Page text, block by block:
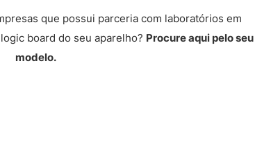
que possui parceria com laboratórios em
board do seu aparelho? Procure aqui pelo seu
modelo.